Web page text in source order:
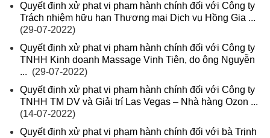
Quyết định xử phạt vi phạm hành chính đối với Công ty
Trách nhiệm hữu hạn Thương mại Dịch vụ Hồng Gia ...
(29-07-2022)
Quyết định xử phạt vi phạm hành chính đối với Công ty
TNHH Kinh doanh Massage Vinh Tiên, do ông Nguyễn
... (29-07-2022)
Quyết định xử phạt vi phạm hành chính đối với Công ty
TNHH TM DV và Giải trí Las Vegas – Nhà hàng Ozon ...
(14-07-2022)
Quyết định xử phạt vi phạm hành chính đối với bà Trịnh